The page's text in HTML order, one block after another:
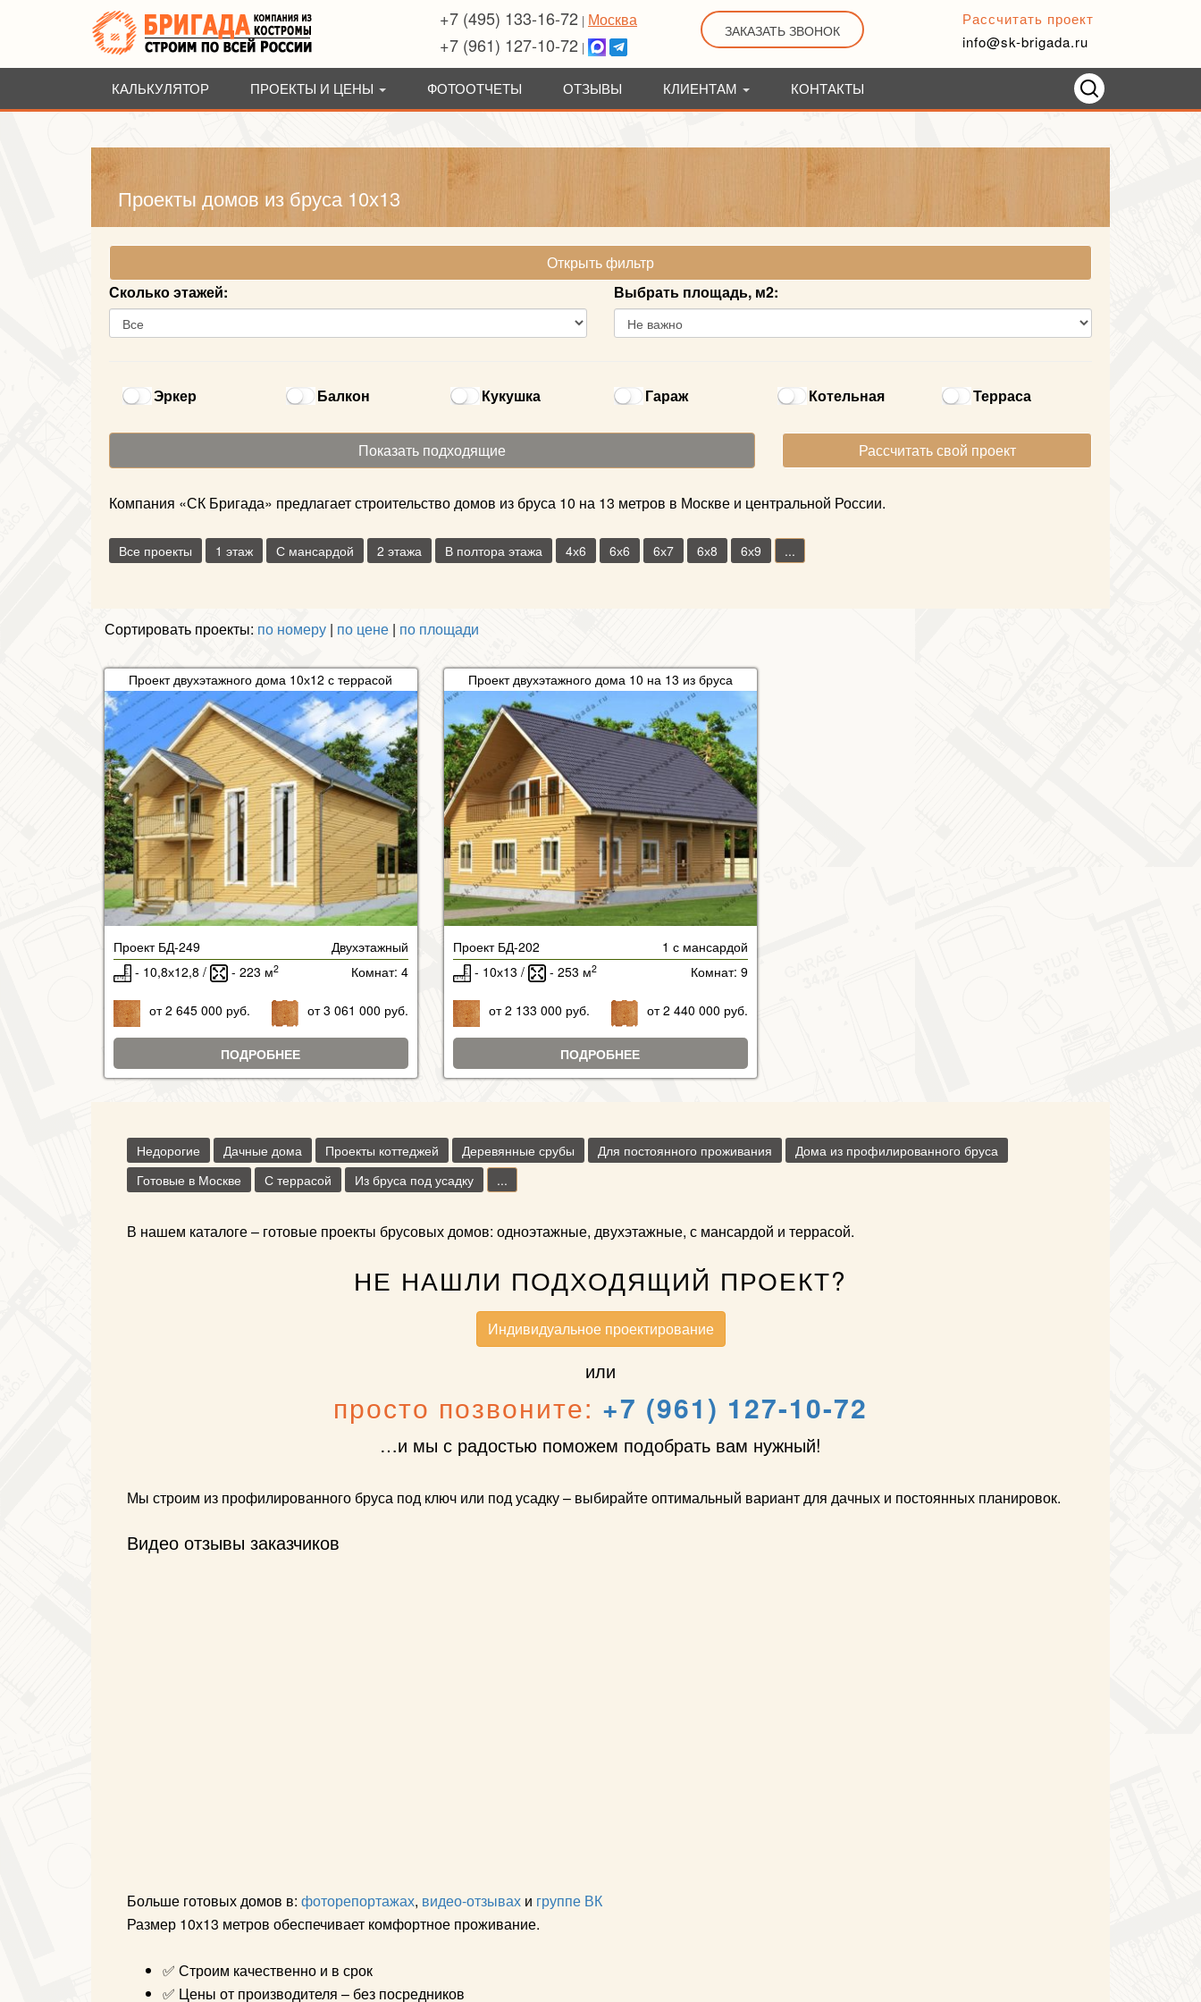
+7 (495) 133-16-72 | Москва
+7 (961) 127-10-72 |
ЗАКАЗАТЬ ЗВОНОК
Рассчитать проект
info@sk-brigada.ru
КАЛЬКУЛЯТОР ПРОЕКТЫ И ЦЕНЫ ФОТООТЧЕТЫ ОТЗЫВЫ КЛИЕНТАМ КОНТАКТЫ
Проекты домов из бруса 10х13
Открыть фильтр
Сколько этажей:
Выбрать площадь, м2:
Эркер Балкон Кукушка Гараж Котельная Терраса
Рассчитать свой проект
Компания «СК Бригада» предлагает строительство домов из бруса 10 на 13 метров в Москве и центральной России.
Все проекты 1 этаж С мансардой 2 этажа В полтора этажа 4х6 6х6 6х7 6х8 6х9 ...
Сортировать проекты: по номеру | по цене | по площади
Проект двухэтажного дома 10х12 с террасой
Проект БД-249
Двухэтажный
- 10,8х12,8 /
- 223 м2 Комнат: 4
от 2 645 000 руб. от 3 061 000 руб.
ПОДРОБНЕЕ
Проект двухэтажного дома 10 на 13 из бруса
Проект БД-202
1 с мансардой
- 10х13 /
- 253 м2 Комнат: 9
от 2 133 000 руб. от 2 440 000 руб.
ПОДРОБНЕЕ
Недорогие Дачные дома Проекты коттеджей Деревянные срубы Для постоянного проживания
Дома из профилированного бруса
Готовые в Москве
С террасой Из бруса под усадку ...
В нашем каталоге – готовые проекты брусовых домов: одноэтажные, двухэтажные, с мансардой и террасой.
НЕ НАШЛИ ПОДХОДЯЩИЙ ПРОЕКТ?
Индивидуальное проектирование
или
просто позвоните: +7 (961) 127-10-72
…и мы с радостью поможем подобрать вам нужный!
Мы строим из профилированного бруса под ключ или под усадку – выбирайте оптимальный вариант для дачных и постоянных планировок.
Видео отзывы заказчиков
Больше готовых домов в: фоторепортажах, видео-отзывах и группе ВК
Размер 10х13 метров обеспечивает комфортное проживание.
✅ Строим качественно и в срок
✅ Цены от производителя – без посредников